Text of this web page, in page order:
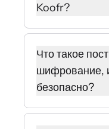
Koofr?
Да, Internxt
постквантовое
что никто,
просмотреть
файлы
Что такое
шифрование,
безопасно?
В отличие от